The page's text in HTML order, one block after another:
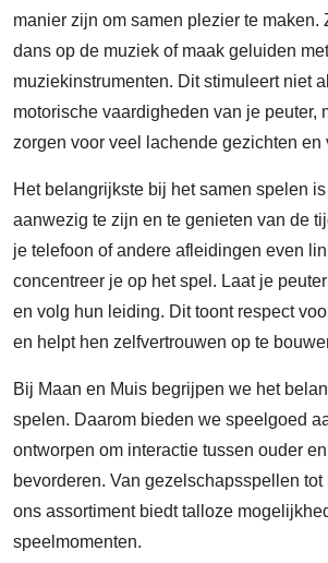
manier zijn om samen plezier te maken.
dans op de muziek of maak geluiden met
muziekinstrumenten. Dit stimuleert niet
motorische vaardigheden van je peuter,
zorgen voor veel lachende gezichten en
Het belangrijkste bij het samen spelen
aanwezig te zijn en te genieten van de
je telefoon of andere afleidingen even
concentreer je op het spel. Laat je
en volg hun leiding. Dit toont respect
en helpt hen zelfvertrouwen op te
Bij Maan en Muis begrijpen we het
spelen. Daarom bieden we speelgoed
ontworpen om interactie tussen ouder
bevorderen. Van gezelschapsspellen
ons assortiment biedt talloze
speelmomenten.